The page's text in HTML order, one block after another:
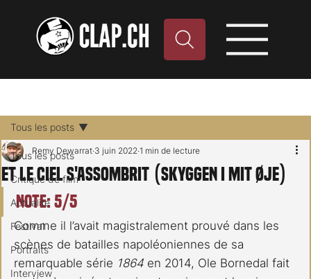
Tous les posts
Critique de film
Actualité
Festival
Portraits
Interview
Tous les posts
Et le ciel s'assombrit (Skyggen i mit øje)
Remy Dewarrat 3 juin 2022 1 min de lecture
Note: 5/5
Comme il l’avait magistralement prouvé dans les
scènes de batailles napoléoniennes de sa
remarquable série 1864 en 2014, Ole Bornedal fait